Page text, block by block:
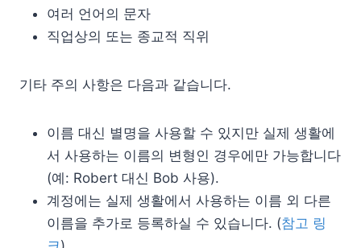
여러 언어의 문자
직업상의 또는 종교적 직위
기타 주의 사항은 다음과 같습니다.
이름 대신 별명을 사용할 수 있지만 실제 생활에
서 사용하는 이름의 변형인 경우에만 가능합니다
(예: Robert 대신 Bob 사용).
계정에는 실제 생활에서 사용하는 이름 외 다른
이름을 추가로 등록하실 수 있습니다. (참고 링